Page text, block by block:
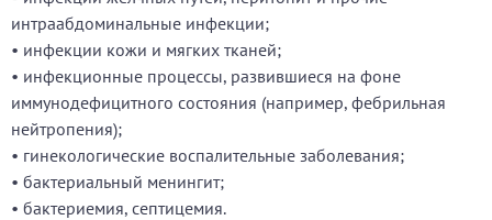
интраабдоминальные инфекции;
• инфекции кожи и мягких тканей;
• инфекционные процессы, развившиеся на фоне
иммунодефицитного состояния (например, фебрильная
нейтропения);
• гинекологические воспалительные заболевания;
• бактериальный менингит;
• бактериемия, септицемия.